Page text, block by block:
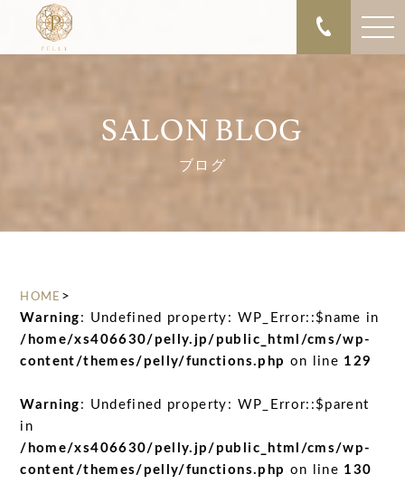
SALON BLOG
ブログ
HOME >
Warning : Undefined property: WP_Error::$name in
/home/xs406630/pelly.jp/public_html/cms/wp-
content/themes/pelly/functions.php on line 129
Warning : Undefined property: WP_Error::$parent
in
/home/xs406630/pelly.jp/public_html/cms/wp-
content/themes/pelly/functions.php on line 130